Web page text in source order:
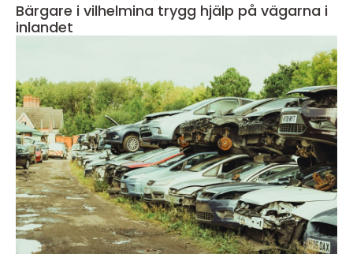
Bärgare i vilhelmina trygg hjälp på vägarna i
inlandet